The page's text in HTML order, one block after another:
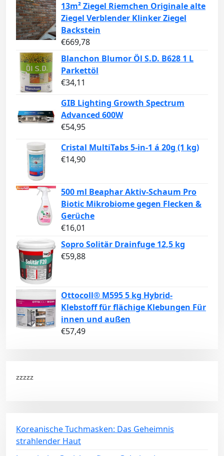
13m² Ziegel Riemchen Originale alte
Ziegel Verblender Klinker Ziegel
Backstein
€669,78
Blanchon Blumor Öl S.D. B628 1 L
Parkettöl
€34,11
GIB Lighting Growth Spectrum
Advanced 600W
€54,95
Cristal MultiTabs 5-in-1 á 20g (1 kg)
€14,90
500 ml Beaphar Aktiv-Schaum Pro
Biotic Mikrobiome gegen Flecken &
Gerüche
€16,01
Sopro Solitär Drainfuge 12,5 kg
€59,88
Ottocoll® M595 5 kg Hybrid-
Klebstoff für flächige Klebungen Für
innen und außen
€57,49
zzzzz
Koreanische Tuchmasken: Das Geheimnis
strahlender Haut